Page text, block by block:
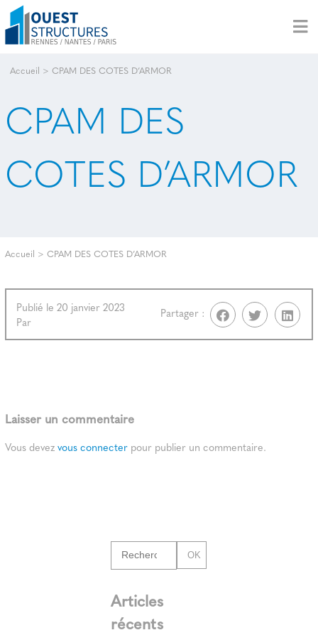
Accueil > CPAM DES COTES D’ARMOR
CPAM DES
COTES D’ARMOR
Accueil > CPAM DES COTES D’ARMOR
Publié le 20 janvier 2023
Par
Partager :
Laisser un commentaire
Vous devezvous connecter pour publier un commentaire.
OK
Articles
récents